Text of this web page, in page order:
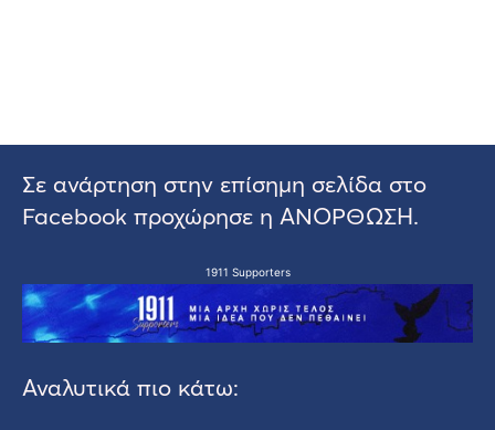
Σε ανάρτηση στην επίσημη σελίδα στο
Facebook προχώρησε η ΑΝΟΡΘΩΣΗ.
1911 Supporters
Αναλυτικά πιο κάτω: